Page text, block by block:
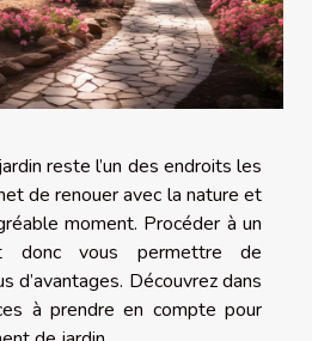
reste l’un des endroits les
de renouer avec la nature et
moment. Procéder à un
donc vous permettre de
d’avantages. Découvrez dans
à prendre en compte pour